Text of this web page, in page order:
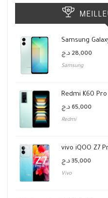
Samsung
28,000 د.ج
Samsung
Redmi K60 Pro
65,000 د.ج
Redmi
vivo iQOO Z7
35,000 د.ج
Vivo